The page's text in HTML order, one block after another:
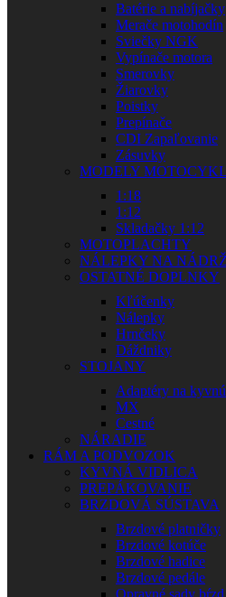
Batérie a nabíjačky
Merače motohodín
Sviečky NGK
Vypínače motora
Smerovky
Žiarovky
Poistky
Prepínače
CDI Zapaľovanie
Zásuvky
MODELY
1:18
1:12
Skladačky 1:12
MOTOPLACHTY
NÁLEPKY NA
OSTATNÉ DOPLNKY
Kľúčenky
Nálepky
Hrnčeky
Dáždniky
STOJANY
Adaptéry na
MX
Cestné
NÁRADIE
RÁM A PODVOZOK
KYVNÁ VIDLICA
PREPÁKOVANIE
BRZDOVÁ SÚSTAVA
Brzdové platničky
Brzdové kotúče
Brzdové hadice
Brzdové pedále